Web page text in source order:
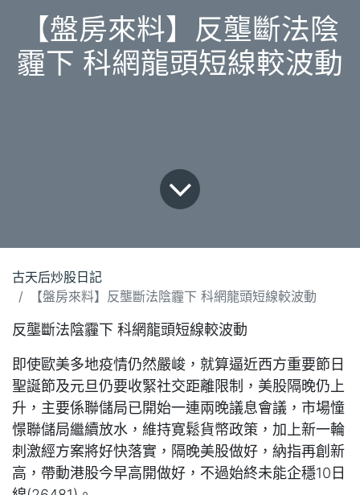
【盤房來料】反壟斷法陰
霾下 科網龍頭短線較波動
古天后炒股日記
【盤房來料】反壟斷法陰霾下 科網龍頭短線較波動
反壟斷法陰霾下 科網龍頭短線較波動
即使歐美多地疫情仍然嚴峻，就算逼近西方重要節日
聖誕節及元旦仍要收緊社交距離限制，美股隔晚仍上
升，主要係聯儲局已開始一連兩晚議息會議，市場憧
憬聯儲局繼續放水，維持寛鬆貨幣政策，加上新一輪
刺激經方案將好快落實，隔晚美股做好，納指再創新
高，帶動港股今早高開做好，不過始終未能企穩10日